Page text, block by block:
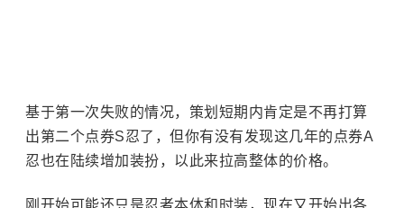
基于第一次失败的情况，策划短期内肯定是不再打算
出第二个点券S忍了，但你有没有发现这几年的点券A
忍也在陆续增加装扮，以此来拉高整体的价格。
刚开始可能还只是忍者本体和时装，现在又开始出各